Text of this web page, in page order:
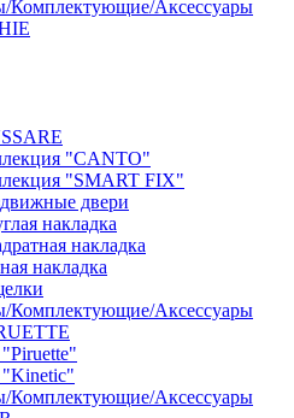
Комплектующие/Аксессуары
"CANTO"
"SMART FIX"
двери
накладка
накладка
накладка
Комплектующие/Аксессуары
"Kinetic"
Комплектующие/Аксессуары